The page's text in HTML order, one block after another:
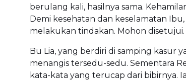
berulang kali, hasilnya sama.
Demi kesehatan dan keselamatan
melakukan tindakan. Mohon disetujui.
Bu Lia, yang berdiri di samping kasur
menangis tersedu-sedu. Sementara
kata-kata yang terucap dari bibirnya.